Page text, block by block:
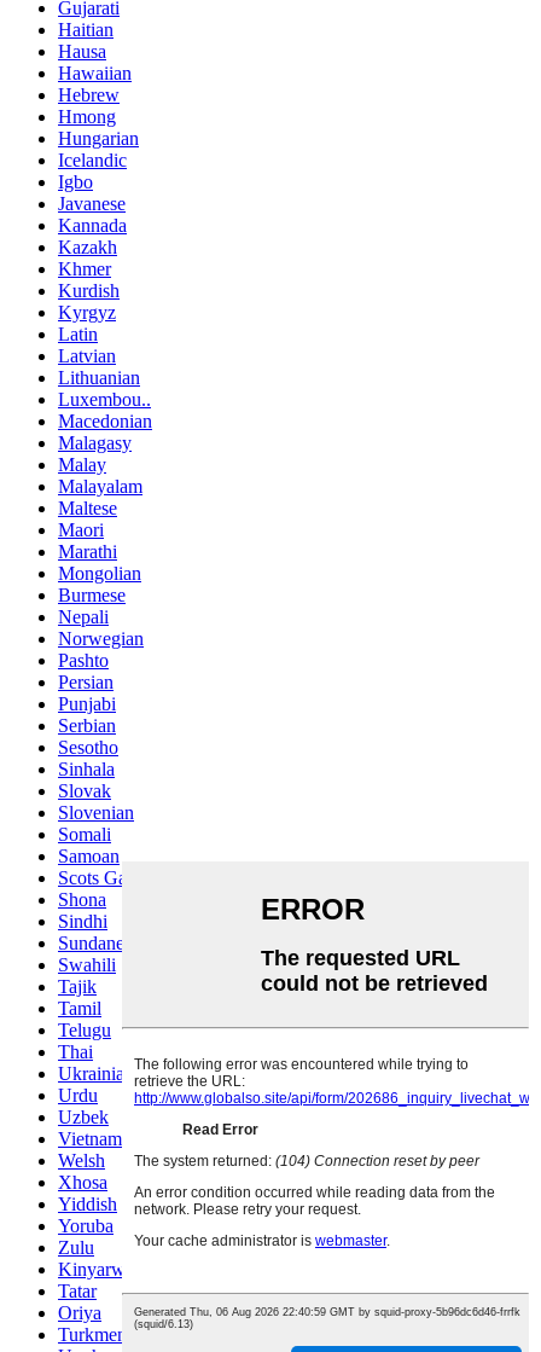
Gujarati
Haitian
Hausa
Hawaiian
Hebrew
Hmong
Hungarian
Icelandic
Igbo
Javanese
Kannada
Kazakh
Khmer
Kurdish
Kyrgyz
Latin
Latvian
Lithuanian
Luxembou..
Macedonian
Malagasy
Malay
Malayalam
Maltese
Maori
Marathi
Mongolian
Burmese
Nepali
Norwegian
Pashto
Persian
Punjabi
Serbian
Sesotho
Sinhala
Slovak
Slovenian
Somali
Samoan
Scots Gaelic
Shona
Sindhi
Sundanese
Swahili
Tajik
Tamil
Telugu
Thai
Ukrainian
Urdu
Uzbek
Vietnamese
Welsh
Xhosa
Yiddish
Yoruba
Zulu
Kinyarwanda
Tatar
Oriya
Turkmen